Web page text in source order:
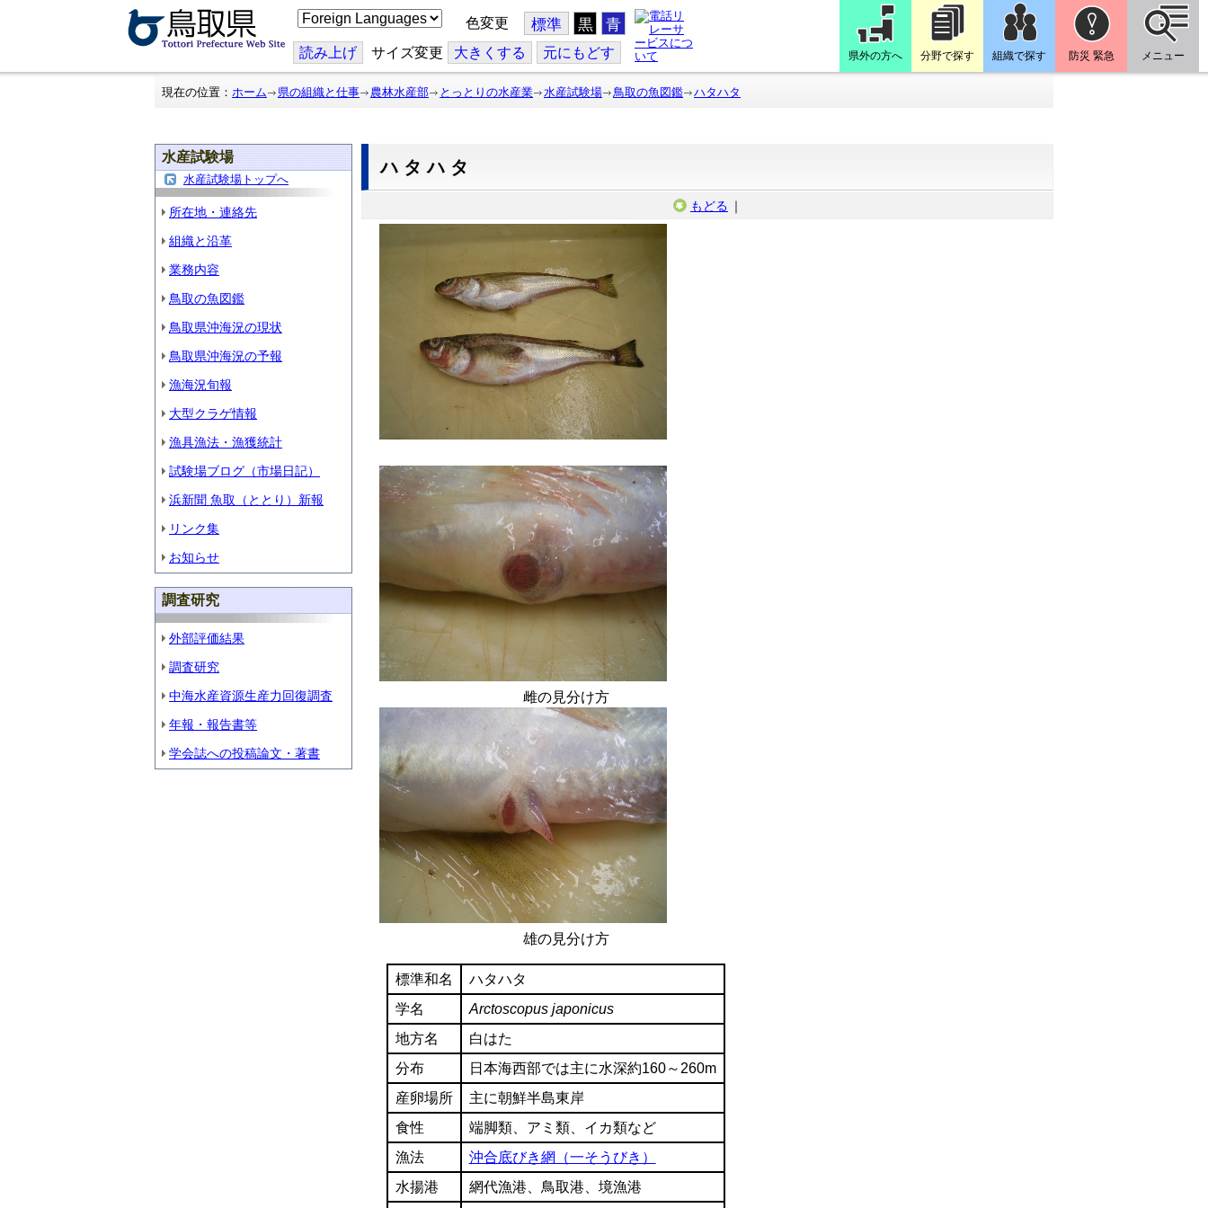
こ
の
ジ
を
翻
色変更 標準 黒 青
読み上げ サイズ変更 大きくする 元にもどす 県外の方へ 分野で探す 組織で探す 防災 緊急 メニュー
現在の位置： ホーム 県の組織と仕事 農林水産部 とっとりの水産業 水産試験場 鳥取の魚図鑑 ハタハタ
水産試験場
水産試験場トップへ
所在地・連絡先
組織と沿革
業務内容
鳥取の魚図鑑
鳥取県沖海況の現状
鳥取県沖海況の予報
漁海況旬報
大型クラゲ情報
漁具漁法・漁獲統計
試験場ブログ（市場日記）
浜新聞 魚取（ととり）新報
リンク集
お知らせ
調査研究
外部評価結果
調査研究
中海水産資源生産力回復調査
年報・報告書等
学会誌への投稿論文・著書
ハタハタ
もどる ｜
雌の見分け方
雄の見分け方
標準和名
ハタハタ
学名
Arctoscopus japonicus
地方名
白はた
分布
日本海西部では主に水深約160～260m
産卵場所
主に朝鮮半島東岸
食性
端脚類、アミ類、イカ類など
漁法
沖合底びき網（一そうびき）
水揚港
網代漁港、鳥取港、境漁港